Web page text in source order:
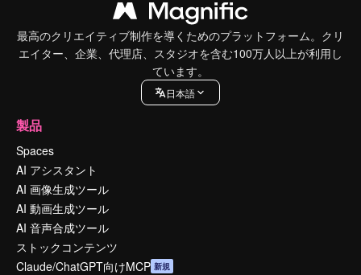
最高のクリエイティブ制作を導くためのプラットフォーム。クリ
エイター、企業、代理店、スタジオを含む100万人以上が利用し
ています。
日本語
製品
Spaces
AI アシスタント
AI 画像生成ツール
AI 動画生成ツール
AI 音声合成ツール
ストックコンテンツ
Claude/ChatGPT向けMCP 新規